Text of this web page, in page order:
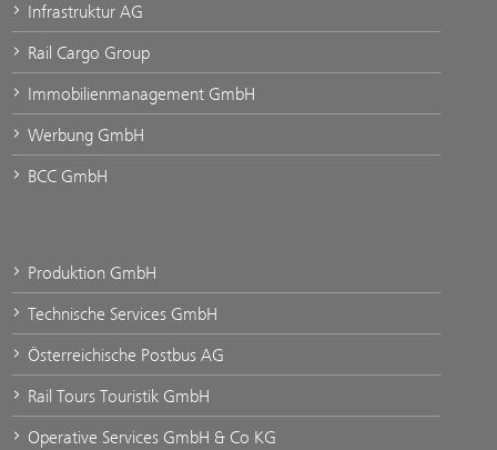
Infrastruktur AG
Rail Cargo Group
Immobilienmanagement GmbH
Werbung GmbH
BCC GmbH
Produktion GmbH
Technische Services GmbH
Österreichische Postbus AG
Rail Tours Touristik GmbH
Operative Services GmbH & Co KG